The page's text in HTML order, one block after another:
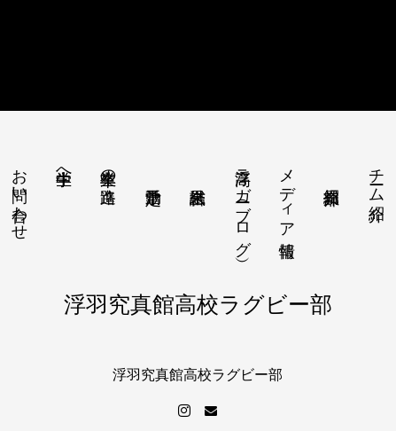
チーム紹介
メディア情報
浮高ラガー（ブログ）
卒業生の進路
中学生へ
お問い合わせ
浮羽究真館高校ラグビー部
浮羽究真館高校ラグビー部